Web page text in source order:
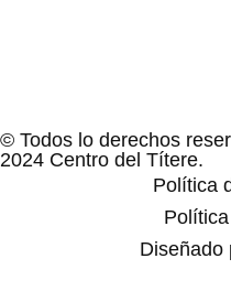
© Todos lo derechos
2024 Centro del Títere.
Política
Diseñado